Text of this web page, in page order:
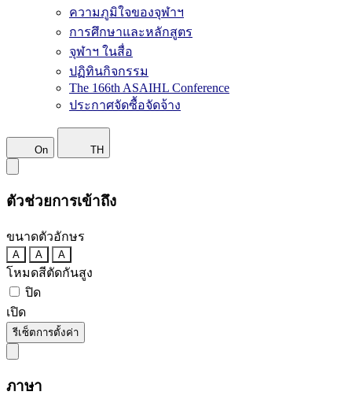
ความภูมิใจของจุฬาฯ
การศึกษาและหลักสูตร
จุฬาฯ ในสื่อ
ปฏิทินกิจกรรม
The 166th ASAIHL Conference
ประกาศจัดซื้อจัดจ้าง
On TH
ตัวช่วยการเข้าถึง
ขนาดตัวอักษร
A A A
โหมดสีตัดกันสูง
ปิด
เปิด
รีเซ็ตการตั้งค่า
ภาษา